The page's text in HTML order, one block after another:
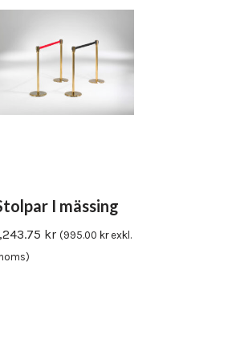
I mässing
kr (995.00krexkl.